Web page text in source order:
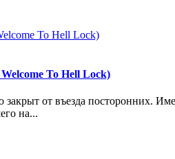
To Hell Lock)
от въезда посторонних.
на...